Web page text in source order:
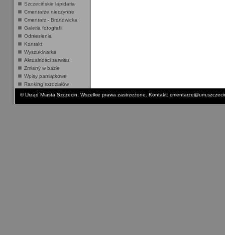
Szczecińskie lapidaria
Cmentarze nieczynne
Cmentarz - Bronowicka
Galeria fotografii
Odniesienia
Kontakt
Wyszukiwarka
Aktualności serwisu
Zmiany w bazie
Wpisy pamiątkowe
Ranking rozdziałów
© Urząd Miasta Szczecin. Wszelkie prawa zastrzeżone. Kontakt: